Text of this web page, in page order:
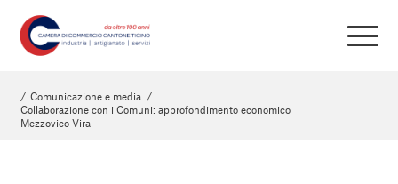
/ Comunicazione e media /
Collaborazione con i Comuni: approfondimento economico
Mezzovico-Vira